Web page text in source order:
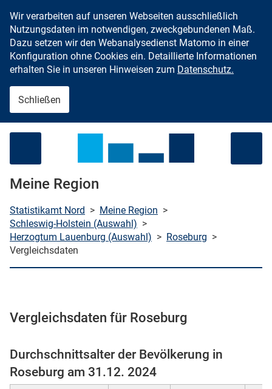
Zum Inhalt springen
starten
Wir verarbeiten auf unseren Webseiten ausschließlich
Nutzungsdaten im notwendigen, zweckgebundenen Maß.
Dazu setzen wir den Webanalysedienst Matomo in einer
Konfiguration ohne Cookies ein. Detaillierte Informationen
erhalten Sie in unseren Hinweisen zum Datenschutz.
Schließen
Meine Region
Statistikamt Nord > Meine Region >
Schleswig-Holstein (Auswahl) >
Herzogtum Lauenburg (Auswahl) > Roseburg >
Vergleichsdaten
Vergleichsdaten für Roseburg
Durchschnittsalter der Bevölkerung in
Roseburg am 31.12. 2024